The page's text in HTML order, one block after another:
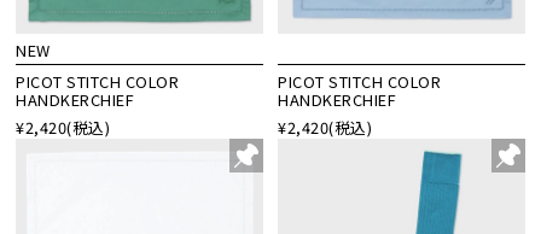
NEW
PICOT STITCH COLOR
HANDKERCHIEF
¥2,420(税込)
PICOT STITCH COLOR
HANDKERCHIEF
¥2,420(税込)